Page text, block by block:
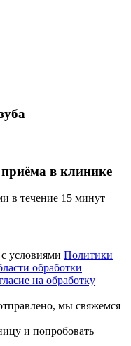
в клинике
в течение 15 минут
условиями Политики
обработки
на обработку
мы свяжемся
и попробовать